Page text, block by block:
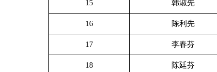
15 韩淑先
16 陈利先
17 李春芬
18 陈廷芬